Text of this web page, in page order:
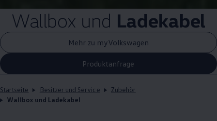
Wallbox und Ladekabel
Mehr zu myVolkswagen
Produktanfrage
Startseite Besitzer und Service
Zubehör
Wallbox und Ladekabel